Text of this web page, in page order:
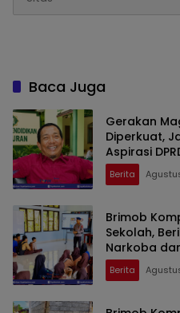
Baca Juga
Gerakan
Diperkuat,
Aspirasi
Berita
Brimob
Sekolah,
Narkoba
Benteng
Berita